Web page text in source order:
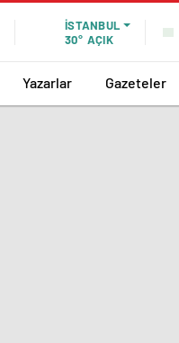
İSTANBUL
30° AÇIK
Yazarlar Gazeteler